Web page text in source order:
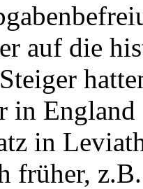
auf die
in
in
früher,